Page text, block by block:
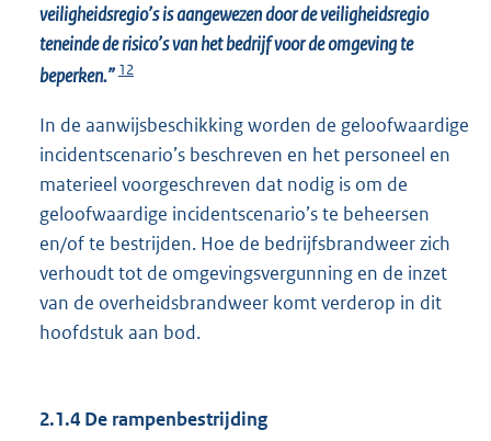
veiligheidsregio’s is aangewezen door de veiligheidsregio
teneinde de risico’s van het bedrijf voor de omgeving te
beperken.” 12
In de aanwijsbeschikking worden de geloofwaardige
incidentscenario’s beschreven en het personeel en
materieel voorgeschreven dat nodig is om de
geloofwaardige incidentscenario’s te beheersen
en/of te bestrijden. Hoe de bedrijfsbrandweer zich
verhoudt tot de omgevingsvergunning en de inzet
van de overheidsbrandweer komt verderop in dit
hoofdstuk aan bod.
2.1.4 De rampenbestrijding